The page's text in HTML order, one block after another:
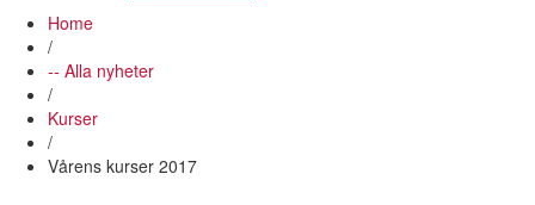
Home
/
-- Alla nyheter
/
Kurser
/
Vårens kurser 2017